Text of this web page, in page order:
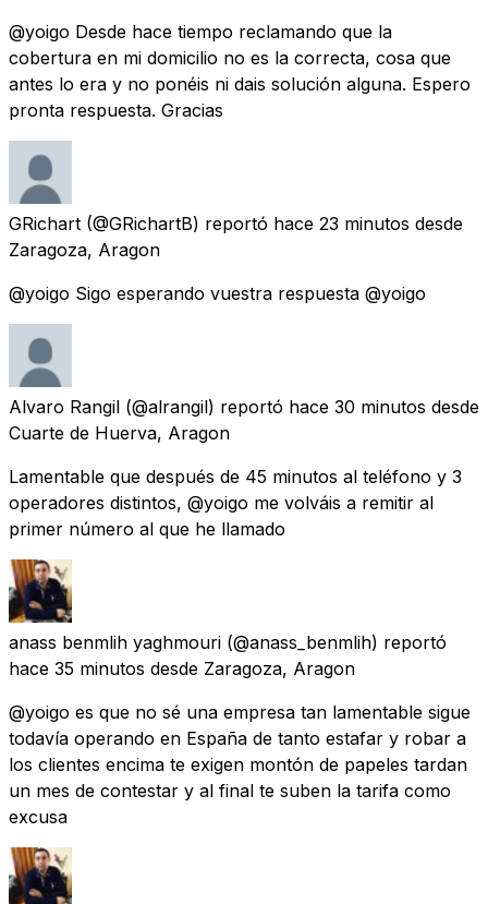
@yoigo Desde hace tiempo reclamando que la
cobertura en mi domicilio no es la correcta, cosa que
antes lo era y no ponéis ni dais solución alguna. Espero
pronta respuesta. Gracias
GRichart (@GRichartB) reportó hace 23 minutos desde
Zaragoza, Aragon
@yoigo Sigo esperando vuestra respuesta @yoigo
Alvaro Rangil (@alrangil) reportó hace 30 minutos desde
Cuarte de Huerva, Aragon
Lamentable que después de 45 minutos al teléfono y 3
operadores distintos, @yoigo me volváis a remitir al
primer número al que he llamado
anass benmlih yaghmouri (@anass_benmlih) reportó
hace 35 minutos desde Zaragoza, Aragon
@yoigo es que no sé una empresa tan lamentable sigue
todavía operando en España de tanto estafar y robar a
los clientes encima te exigen montón de papeles tardan
un mes de contestar y al final te suben la tarifa como
excusa